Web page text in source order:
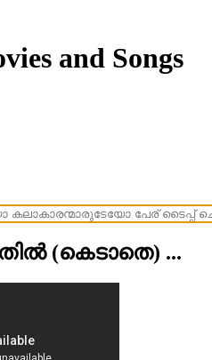
and Songs
(കെടാതെ) ...